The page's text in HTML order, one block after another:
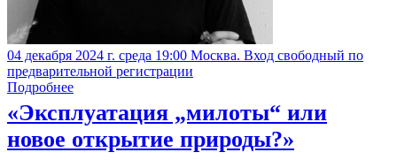
04 декабря 2024 г. среда 19:00 Москва. Вход свободный по
предварительной регистрации
Подробнее
«Эксплуатация „милоты“ или
новое открытие природы?»